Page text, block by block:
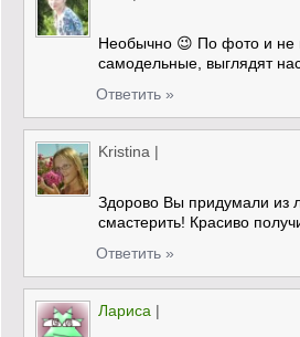
Необычно 😉 По фото и не
самодельные, выглядят
Ответить »
Kristina |
Здорово Вы придумали из
смастерить! Красиво
Ответить »
Лариса |